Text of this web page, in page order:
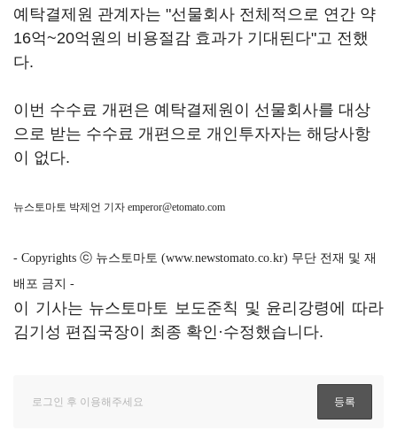
예탁결제원 관계자는 "선물회사 전체적으로 연간 약
16억~20억원의 비용절감 효과가 기대된다"고 전했
다.
이번 수수료 개편은 예탁결제원이 선물회사를 대상
으로 받는 수수료 개편으로 개인투자자는 해당사항
이 없다.
뉴스토마토 박제언 기자 emperor@etomato.com
- Copyrights ⓒ 뉴스토마토 (www.newstomato.co.kr) 무단 전재 및 재
배포 금지 -
이 기사는 뉴스토마토 보도준칙 및 윤리강령에 따라
김기성 편집국장이 최종 확인·수정했습니다.